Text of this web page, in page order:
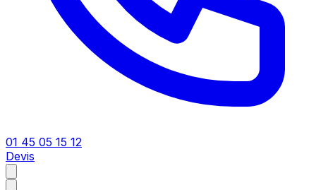
01 45 05 15 12
Devis